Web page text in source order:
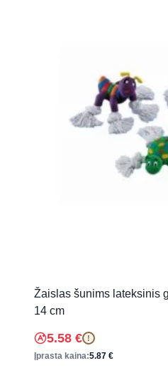
Žaislas šunims lateksinis
14 cm
5.58 € !
Įprasta kaina:5.87 €